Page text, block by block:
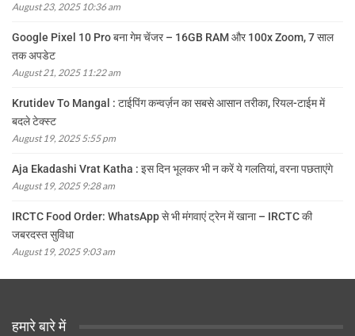
August 23, 2025 10:36 am
Google Pixel 10 Pro बना गेम चेंजर – 16GB RAM और 100x Zoom, 7 साल
तक अपडेट
August 21, 2025 11:22 am
Krutidev To Mangal : टाईपिंग कन्वर्ज़न का सबसे आसान तरीका, रियल-टाईम में
बदले टेक्स्ट
August 19, 2025 5:55 pm
Aja Ekadashi Vrat Katha : इस दिन भूलकर भी न करें ये गलतियां, वरना पछताएंगे
August 19, 2025 9:28 am
IRCTC Food Order: WhatsApp से भी मंगवाएं ट्रेन में खाना – IRCTC की
जबरदस्त सुविधा
August 19, 2025 9:03 am
हमारे बारे में